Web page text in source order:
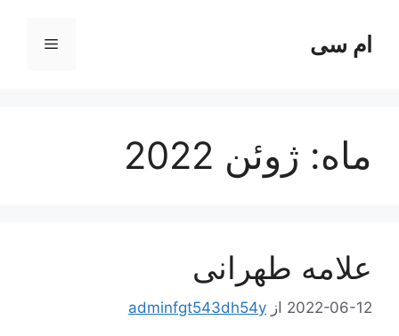
محتواام سی فهرست
ماه: ژوئن 2022
علامه طهرانی
2022-06-12 از adminfgt543dh54y